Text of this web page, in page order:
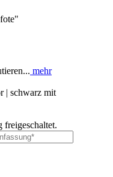
mehr
| schwarz mit
freigeschaltet.